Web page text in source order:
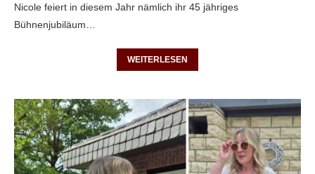
Nicole feiert in diesem Jahr nämlich ihr 45 jähriges
Bühnenjubiläum…
WEITERLESEN